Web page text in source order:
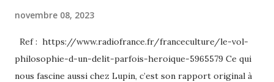
novembre 08, 2023
Ref : https://www.radiofrance.fr/franceculture/le-vol-
philosophie-d-un-delit-parfois-heroique-5965579 Ce qui
nous fascine aussi chez Lupin, c’est son rapport original à